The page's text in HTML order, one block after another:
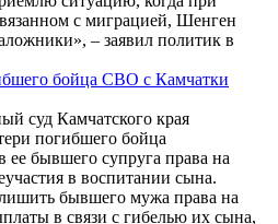
с миграцией, Шенген
– заявил политик в
бойца СВО с Камчатки
суд Камчатского края
погибшего бойца
бывшего супруга права на
в воспитании сына.
бывшего мужа права на
в связи с гибелью их сына,